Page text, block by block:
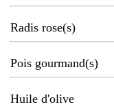
Radis rose(s)
Pois gourmand(s)
Huile d'olive